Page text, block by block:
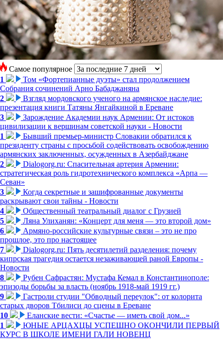
Самое популярное
1
Том «Фортепианные дуэты» стал продолжением
Собрания сочинений Арно Бабаджаняна
2
Взгляд мордовского ученого на армянское наследие:
презентация книги Татяны Янгайкиной в Ереване
3
Зарождение Академии наук Армении: От истоков
цивилизации к вершинам советской науки - Новости
1
Бывший премьер-министр Словакии обратился к
президенту страны с просьбой содействовать освобождению
армянских заключенных, осужденных в Азербайджане
2
Dialogorg.ru: Спасительная артерия Армении:
стратегическая роль гидротехнического комплекса «Арпа —
Севан»
3
Когда секретные и зашифрованные документы
раскрывают свои тайны - Новости
4
Общественный театральный диалог с Грузией
5
Ляна Улиханян: «Концерт для меня — это второй дом»
6
Армяно-российские культурные связи – это не про
прошлое, это про настоящее
7
Dialogorg.ru: Пять десятилетий разделения: почему
кипрская трагедия остается незаживающей раной Европы -
Новости
8
Рубен Сафрастян: Мустафа Кемал в Константинополе:
эпизоды борьбы за власть (ноябрь 1918-май 1919 гг.)
9
Гастроли студии "Обводный переулок": от колорита
старых дворов Тбилиси до сцены в Ереване
10
Еланские вести: «Счастье — иметь свой дом...»
1
ЮНЫЕ АРЦАХЦЫ УСПЕШНО ОКОНЧИЛИ ПЕРВЫЙ
КУРС В ШКОЛЕ ИМЕНИ ГАЛИ НОВЕНЦ